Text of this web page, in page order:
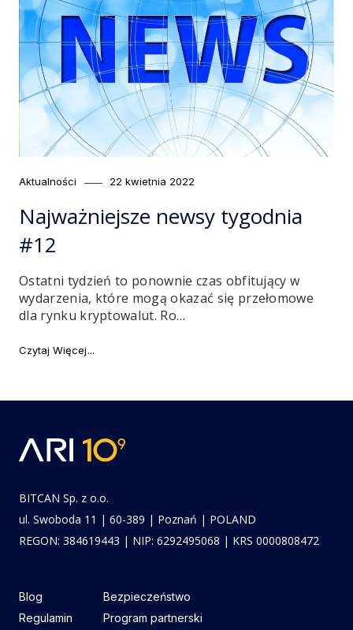
Category
Aktualności
Posted
22 kwietnia 2022
Najważniejsze newsy tygodnia
#12
Ostatni tydzień to ponownie czas obfitujący w
wydarzenia, które mogą okazać się przełomowe
dla rynku kryptowalut. Ro…
Czytaj Więcej
BITCAN Sp. z o.o.
ul. Swoboda 11 | 60-389 | Poznań | POLAND
REGON: 384619443 | NIP: 6292495068 | KRS 0000808472
Blog
Regulamin
Bezpieczeństwo
Program partnerski